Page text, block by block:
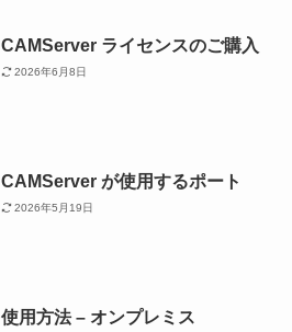
CAMServer ライセンスのご購入
2026年6月8日
CAMServer が使用するポート
2026年5月19日
使用方法 – オンプレミス